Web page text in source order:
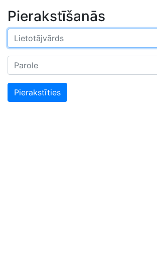
Pierakstīšanās
Pierakstīties